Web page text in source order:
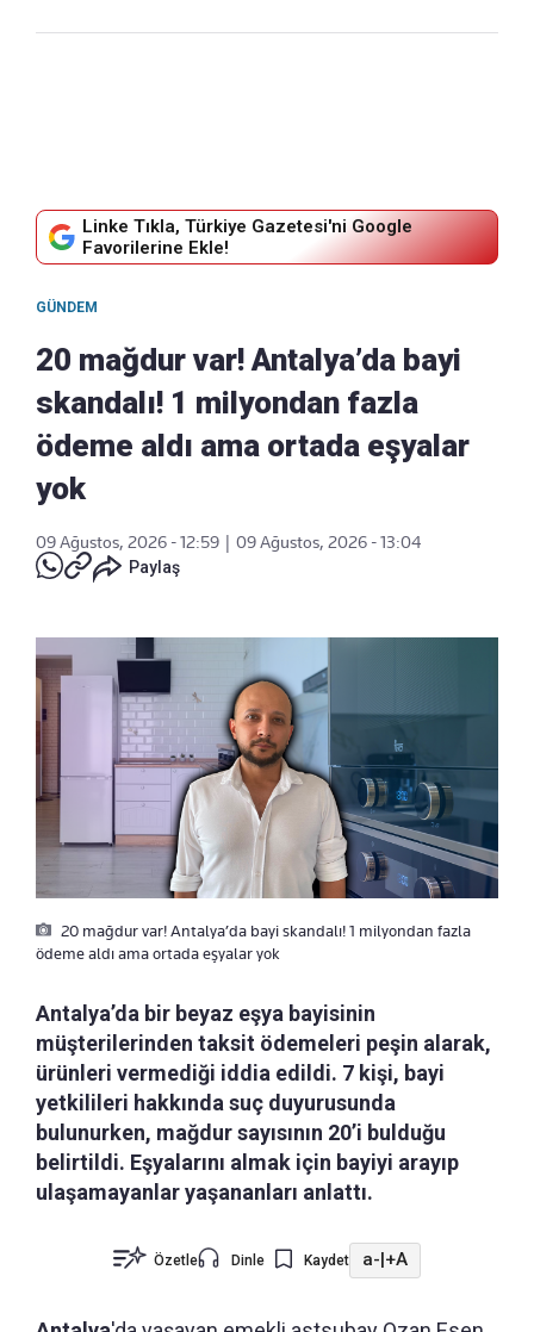
Linke Tıkla, Türkiye Gazetesi'ni Google
Favorilerine Ekle!
GÜNDEM
20 mağdur var! Antalya’da bayi
skandalı! 1 milyondan fazla
ödeme aldı ama ortada eşyalar
yok
09 Ağustos, 2026 - 12:59
09 Ağustos, 2026 - 13:04
Paylaş
20 mağdur var! Antalya’da bayi skandalı! 1 milyondan fazla
ödeme aldı ama ortada eşyalar yok
Antalya’da bir beyaz eşya bayisinin
müşterilerinden taksit ödemeleri peşin alarak,
ürünleri vermediği iddia edildi. 7 kişi, bayi
yetkilileri hakkında suç duyurusunda
bulunurken, mağdur sayısının 20’i bulduğu
belirtildi. Eşyalarını almak için bayiyi arayıp
ulaşamayanlar yaşananları anlattı.
Özetle Dinle Kaydet a-|+A